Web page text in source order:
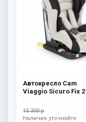
Автокресло Cam
Viaggio Sicuro Fix
15 300 р
Наличие уточняйте